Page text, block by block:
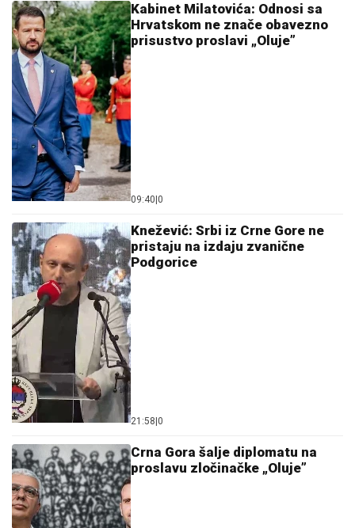
Kabinet Milatovića: Odnosi sa
Hrvatskom ne znače obavezno
prisustvo proslavi „Oluje”
09:40 0
Knežević: Srbi iz Crne Gore ne
pristaju na izdaju zvanične
Podgorice
21:58 0
Crna Gora šalje diplomatu na
proslavu zločinačke „Oluje”